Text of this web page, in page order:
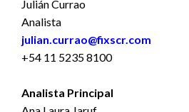
Julián Currao
Analista
julian.currao@fixscr.com
+54 11 5235 8100
Analista Principal